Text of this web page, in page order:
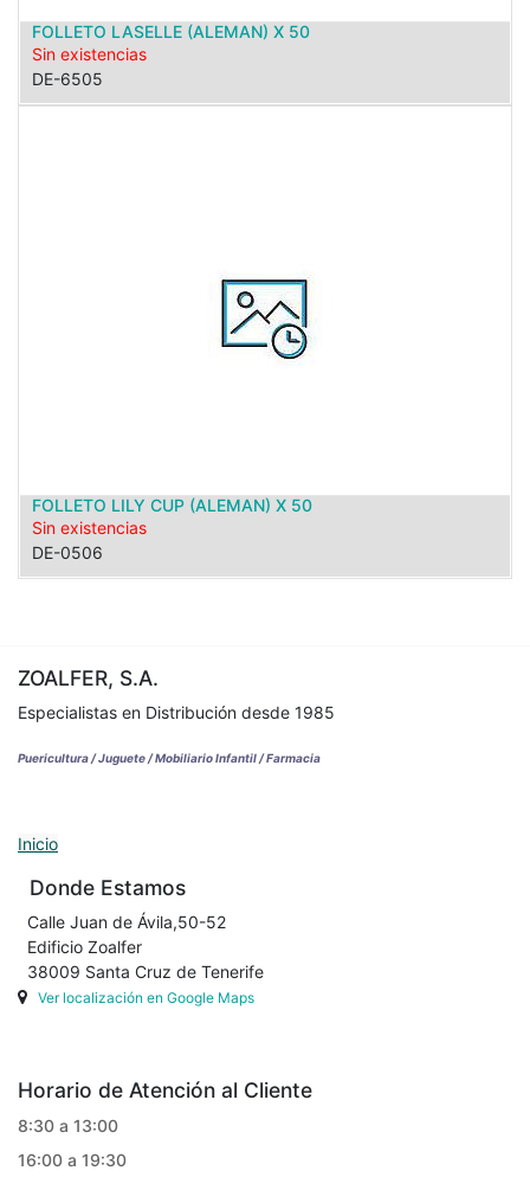
FOLLETO LASELLE (ALEMAN) X 50
Sin existencias
DE-6505
FOLLETO LILY CUP (ALEMAN) X 50
Sin existencias
DE-0506
ZOALFER, S.A.
Especialistas en Distribución desde 1985
Puericultura / Juguete / Mobiliario Infantil / Farmacia
Inicio
Donde Estamos
Calle Juan de Ávila,50-52
Edificio Zoalfer
38009 Santa Cruz de Tenerife
Ver localización en Google Maps
Horario de Atención al Cliente
8:30 a 13:00
16:00 a 19:30